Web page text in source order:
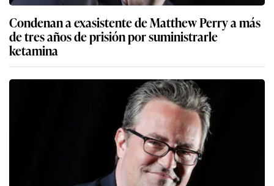
Condenan a exasistente de Matthew Perry a más
de tres años de prisión por suministrarle
ketamina